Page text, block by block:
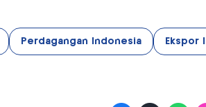
Perdagangan Indonesia Ekspor